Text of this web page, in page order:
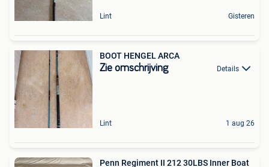
Lint Gisteren
BOOT HENGEL ARCA
Zie omschrijving Details
Lint 1 aug 26
Penn Regiment II 212 30LBS Inner Boat